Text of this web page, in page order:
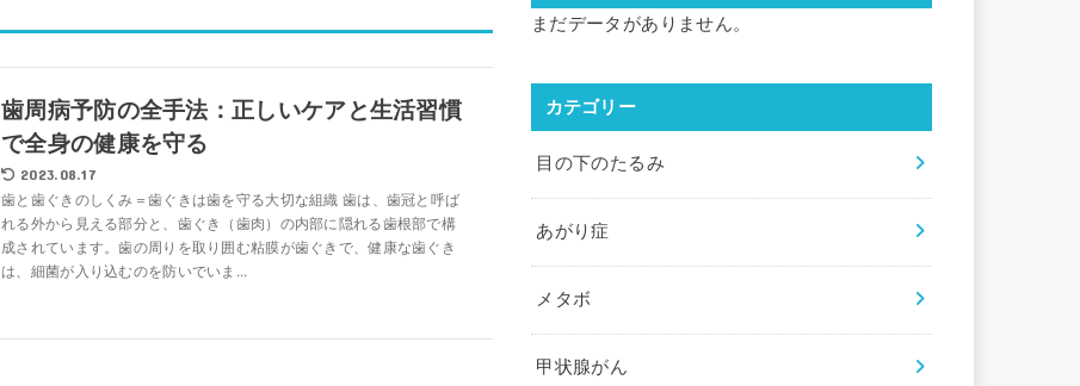
歯周病予防の全手法：正しいケアと生活習慣
で全身の健康を守る
2023.08.17
歯と歯ぐきのしくみ＝歯ぐきは歯を守る大切な組織 歯は、歯冠と呼ば
れる外から見える部分と、歯ぐき（歯肉）の内部に隠れる歯根部で構
成されています。歯の周りを取り囲む粘膜が歯ぐきで、健康な歯ぐき
は、細菌が入り込むのを防いでいま...
まだデータがありません。
カテゴリー
目の下のたるみ
あがり症
メタボ
甲状腺がん